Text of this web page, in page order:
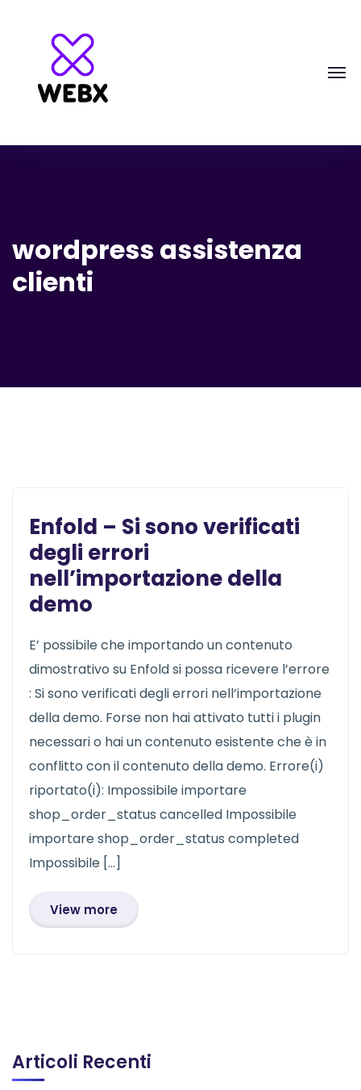
wordpress assistenza
clienti
Enfold – Si sono verificati
degli errori
nell’importazione della
demo
E’ possibile che importando un contenuto
dimostrativo su Enfold si possa ricevere l’errore
: Si sono verificati degli errori nell’importazione
della demo. Forse non hai attivato tutti i plugin
necessari o hai un contenuto esistente che è in
conflitto con il contenuto della demo. Errore(i)
riportato(i): Impossibile importare
shop_order_status cancelled Impossibile
importare shop_order_status completed
Impossibile […]
View more
Articoli Recenti